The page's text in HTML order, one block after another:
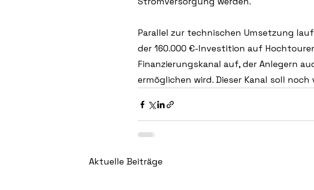
Parallel zur technischen Umsetzung
der 160.000 €-Investition auf
Finanzierungskanal auf, der Anlegern
ermöglichen wird. Dieser Kanal soll
Aktuelle Beiträge